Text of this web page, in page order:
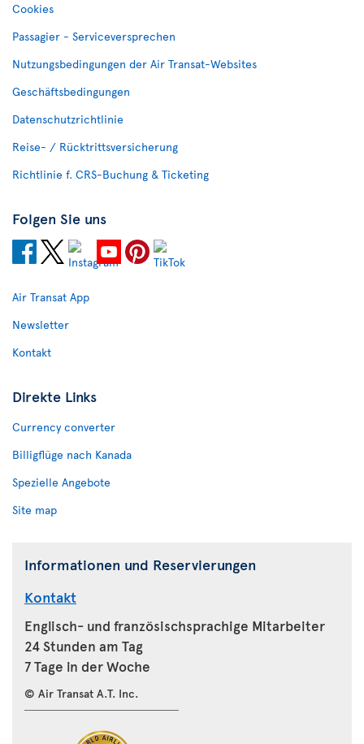
Cookies
Passagier - Serviceversprechen
Nutzungsbedingungen der Air Transat-Websites
Geschäftsbedingungen
Datenschutzrichtlinie
Reise- / Rücktrittsversicherung
Richtlinie f. CRS-Buchung & Ticketing
Folgen Sie uns
Air Transat App
Newsletter
Kontakt
Direkte Links
Currency converter
Billigflüge nach Kanada
Spezielle Angebote
Site map
Informationen und Reservierungen
Kontakt
Englisch- und französischsprachige Mitarbeiter
24 Stunden am Tag
7 Tage in der Woche
© Air Transat A.T. Inc.